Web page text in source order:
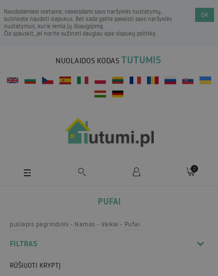
Naudodamiesi svetaine, nekeisdami savo naršyklės nustatymų,
sutinkate naudoti slapukus. Bet kada galite pakeisti savo naršyklės
nustatymus, kurie lemia jų išsaugojimą.
Čia spauskit, jei norite sužinoti daugiau apie slapukų politiką .
OK
NUOLAIDOS KODAS TUTUMI5
0
PUFAI
puslapis pagrindinis Namas Vaikai Pufai
FILTRAS
RŪŠIUOTI KRYPTĮ